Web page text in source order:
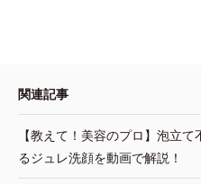
関連記事
【教えて！美容のプロ】泡立
るジュレ洗顔を動画で解説！